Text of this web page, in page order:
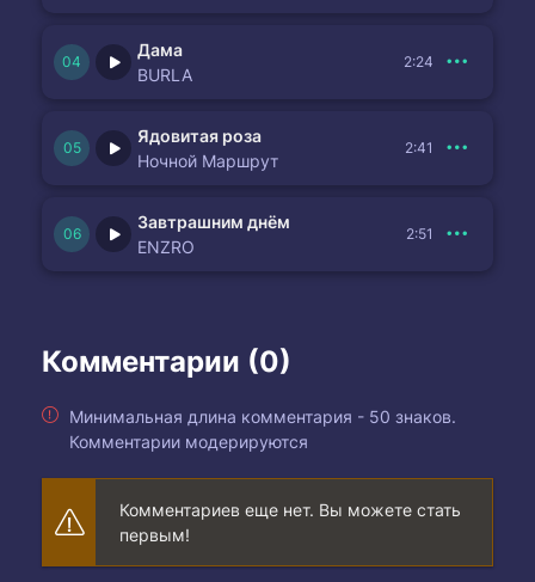
Дама
BURLA
2:24
Ядовитая роза
Ночной Маршрут
2:41
Завтрашним днём
ENZRO
2:51
Комментарии (0)
Минимальная длина комментария - 50 знаков.
Комментарии модерируются
Комментариев еще нет. Вы можете стать
первым!